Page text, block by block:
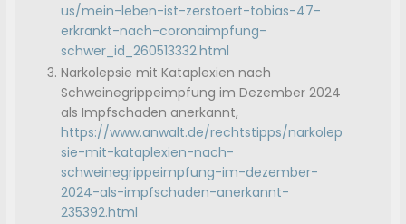
us/mein-leben-ist-zerstoert-tobias-47-
erkrankt-nach-coronaimpfung-
schwer_id_260513332.html
Narkolepsie mit Kataplexien nach
Schweinegrippeimpfung im Dezember 2024
als Impfschaden anerkannt,
https://www.anwalt.de/rechtstipps/narkolep
sie-mit-kataplexien-nach-
schweinegrippeimpfung-im-dezember-
2024-als-impfschaden-anerkannt-
235392.html